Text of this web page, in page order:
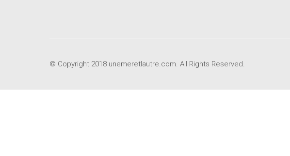
© Copyright 2018 unemeretlautre.com. All Rights Reserved.